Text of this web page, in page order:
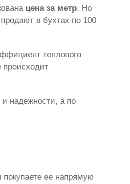
цена за метр. Но
в бухтах по 100
теплового
происходит
и надежности, а по
ее напрямую